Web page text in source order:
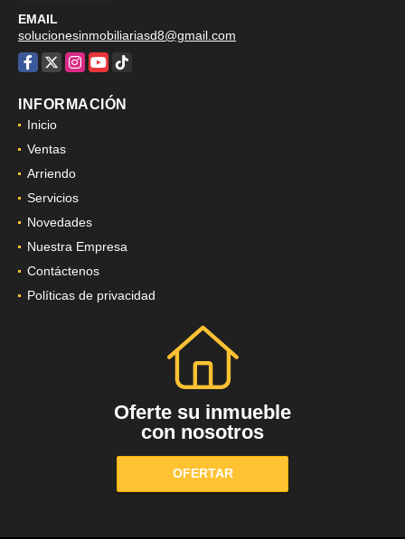
EMAIL
solucionesinmobiliariasd8@gmail.com
Facebook
X Instagram
YouTube
TikTok
INFORMACIÓN
Inicio
Ventas
Arriendo
Servicios
Novedades
Nuestra Empresa
Contáctenos
Políticas de privacidad
Oferte su inmueble
con nosotros
OFERTAR